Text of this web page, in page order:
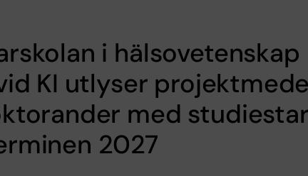
i hälsovetenskap
KI utlyser
med
2027